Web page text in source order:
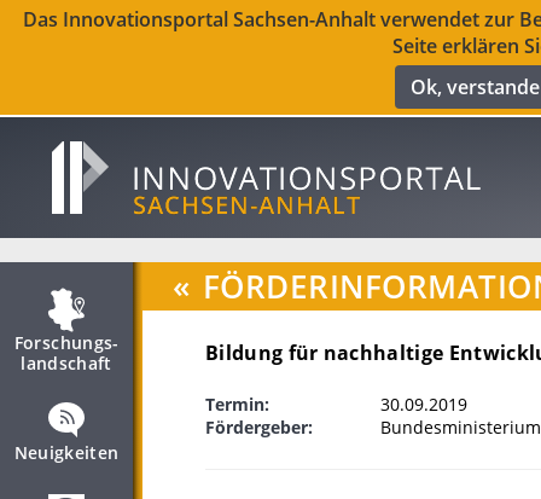
Das Innovationsportal Sachsen-Anhalt verwendet zur
Seite erklären
Ok,
Forschungs­
landschaft
Neuigkeiten
«
Bildung für nachhaltige
Termin:
30.09.2019
Fördergeber: